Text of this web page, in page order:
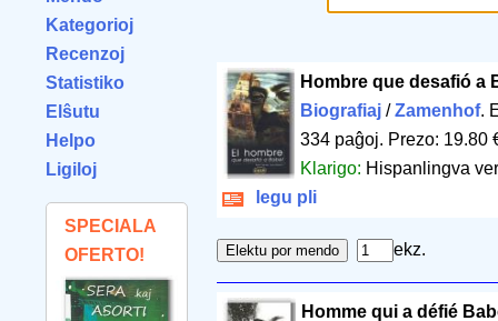
Kategorioj
Recenzoj
Statistiko
Elŝutu
Helpo
Ligiloj
SPECIALA
OFERTO!
Hombre que desafió a
Biografiaj /Zamenhof.
334 paĝoj. Prezo: 19.80
Klarigo: Hispanlingva
legu pli
ekz.
Homme qui a défié